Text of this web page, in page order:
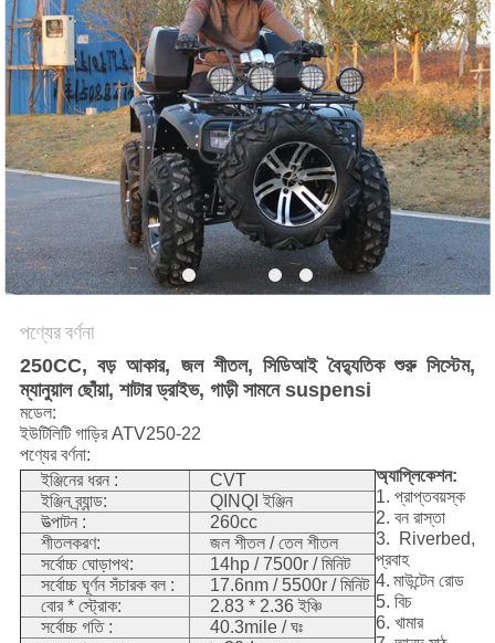
গোপনীয়তা
নীতি
পণ্যের বর্ণনা
250CC, বড় আকার, জল শীতল, সিডিআই বৈদ্যুতিক শুরু সিস্টেম,
ম্যানুয়াল ছোঁয়া, শাটার ড্রাইভ, গাড়ী সামনে suspensi
মডেল:
ইউটিলিটি গাড়ির ATV250-22
পণ্যের বর্ণনা:
ইঞ্জিনের ধরন :
CVT
ইঞ্জিন ব্র্যান্ড:
QINQI ইঞ্জিন
উত্পাটন :
260cc
শীতলকরণ:
জল শীতল / তেল শীতল
সর্বোচ্চ ঘোড়াপথ:
14hp / 7500r / মিনিট
সর্বোচ্চ ঘূর্ণন সঁচারক বল :
17.6nm / 5500r / মিনিট
বোর * স্ট্রোক:
2.83 * 2.36 ইঞ্চি
সর্বোচ্চ গতি :
40.3mile / ঘঃ
অ্যাপ্লিকেশন:
1. প্রাপ্তবয়স্ক
2. বন রাস্তা
3. Riverbed,
প্রবাহ
4. মাউন্টেন রোড
5. বিচ
6. খামার